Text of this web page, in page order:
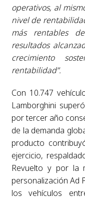
operativos, al
nivel de
más rentables
resultados
crecimiento
rentabilidad”.
Con 10.747
Lamborghini
por tercer año
de la demanda
producto
ejercicio,
Revuelto y por la
personalización Ad
los vehículos